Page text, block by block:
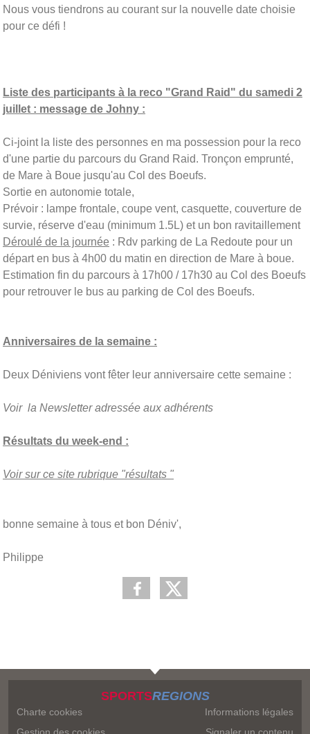
Nous vous tiendrons au courant sur la nouvelle date choisie
pour ce défi !
Liste des participants à la reco "Grand Raid" du samedi 2
juillet : message de Johny :
Ci-joint la liste des personnes en ma possession pour la reco
d'une partie du parcours du Grand Raid. Tronçon emprunté,
de Mare à Boue jusqu'au Col des Boeufs.
Sortie en autonomie totale,
Prévoir : lampe frontale, coupe vent, casquette, couverture de
survie, réserve d'eau (minimum 1.5L) et un bon ravitaillement
Déroulé de la journée : Rdv parking de La Redoute pour un
départ en bus à 4h00 du matin en direction de Mare à boue.
Estimation fin du parcours à 17h00 / 17h30 au Col des Boeufs
pour retrouver le bus au parking de Col des Boeufs.
Anniversaires de la semaine :
Deux Déniviens vont fêter leur anniversaire cette semaine :
Voir la Newsletter adressée aux adhérents
Résultats du week-end :
Voir sur ce site rubrique "résultats "
bonne semaine à tous et bon Déniv',
Philippe
SPORTSREGIONS
Charte cookies
Informations légales